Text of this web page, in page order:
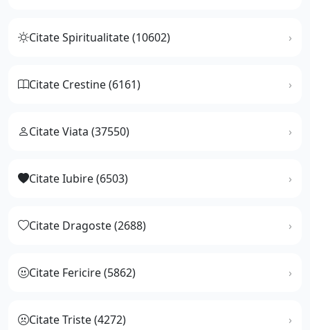
Citate Spiritualitate (10602)
Citate Crestine (6161)
Citate Viata (37550)
Citate Iubire (6503)
Citate Dragoste (2688)
Citate Fericire (5862)
Citate Triste (4272)